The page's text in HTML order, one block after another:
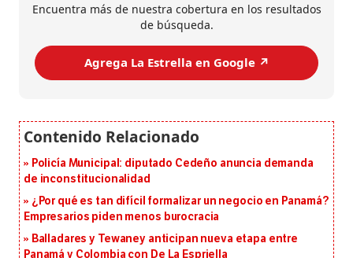
Encuentra más de nuestra cobertura en los resultados
de búsqueda.
Agrega La Estrella en Google ↗️
Policía Municipal: diputado Cedeño anuncia demanda
de inconstitucionalidad
¿Por qué es tan difícil formalizar un negocio en Panamá?
Empresarios piden menos burocracia
Balladares y Tewaney anticipan nueva etapa entre
Panamá y Colombia con De La Espriella